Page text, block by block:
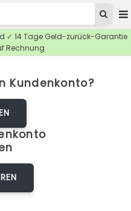
✓ 14 Tage Geld-zurück-Garantie
Rechnung
Kundenkonto?